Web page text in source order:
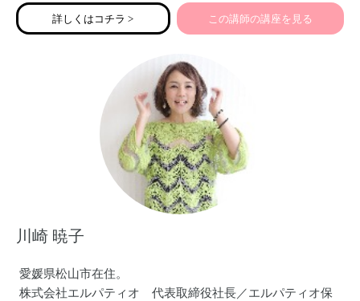
【トーキョーコーヒー112@あすか】
を主宰
《脳科学コーチングで夢への最短距離を走る最幸応援コー
をしています（╹◡╹）
詳しくはコチラ > この講師の講座を見る
川崎 暁子
愛媛県松山市在住。
株式会社エルパティオ 代表取締役社長／エルパティオ保